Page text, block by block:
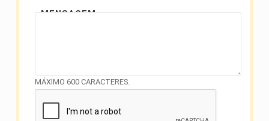
MENSAGEM
MÁXIMO 600 CARACTERES.